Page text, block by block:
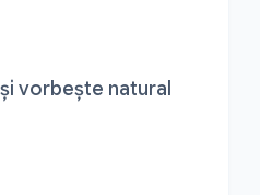
vorbește natural